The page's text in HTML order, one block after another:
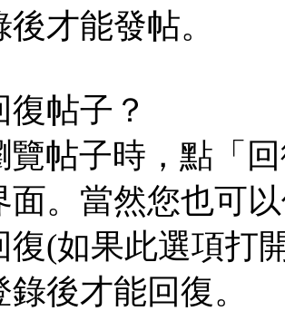
才能發帖。
復帖子？
帖子時，點「
面。當然您也可
復(如果此選項打
後才能回復。